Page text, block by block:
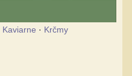
Kaviarne · Krčmy